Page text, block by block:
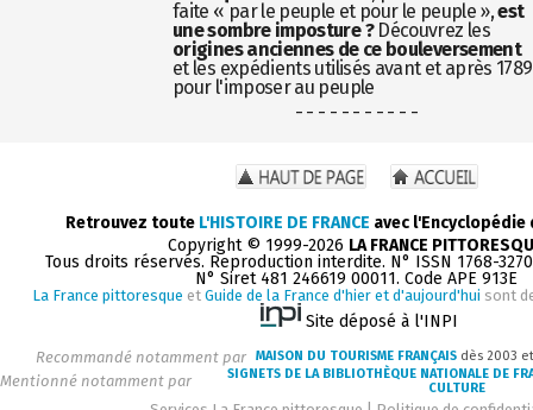
faite « par le peuple et pour le peuple »,est
une sombre imposture ?Découvrez les
origines anciennes de ce bouleversement
et les expédients utilisés avant et après 1789
pour l'imposer au peuple
- - - - - - - - - - -
Retrouvez toute L'HISTOIRE DE FRANCE avec
Copyright © 1999-2026 LA FRANCE
Tous droits réservés. Reproduction interdite. N° ISSN 1768-
N° Siret 481 246619 00011. Code APE 913E
La France pittoresque et Guide de la France d'hier et d'aujourd'hui sont
Site déposé à l'INPI
Recommandé notamment par MAISON DU TOURISME FRANÇAIS dès 2003
Mentionné notamment par
SIGNETS DE LA BIBLIOTHÈQUE NATIONALE DE
CULTURE